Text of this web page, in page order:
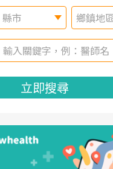
縣市 鄉鎮地
立即搜尋